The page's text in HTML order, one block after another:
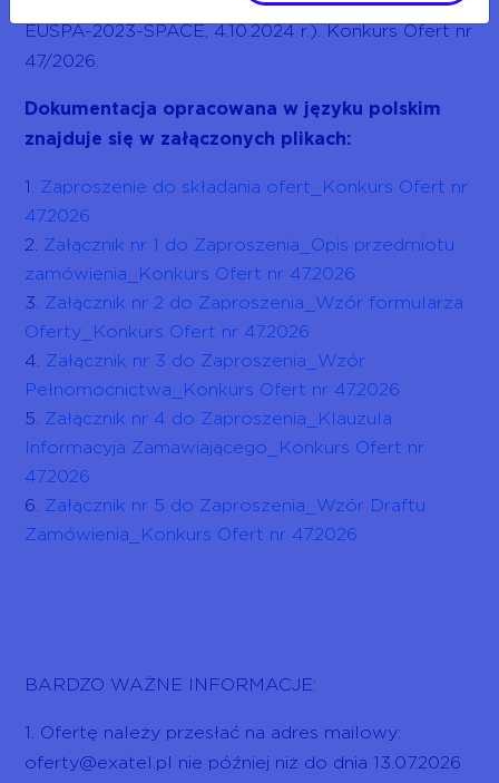
EUSPA-2023-SPACE, 4.10.2024 r.). Konkurs Ofert nr
47/2026.
Dokumentacja opracowana w języku polskim
znajduje się w załączonych plikach:
Zaproszenie do składania ofert_Konkurs Ofert nr
47.2026
Załącznik nr 1 do Zaproszenia_Opis przedmiotu
zamówienia_Konkurs Ofert nr 47.2026
Załącznik nr 2 do Zaproszenia_Wzór formularza
Oferty_Konkurs Ofert nr 47.2026
Załącznik nr 3 do Zaproszenia_Wzór
Pełnomocnictwa_Konkurs Ofert nr 47.2026
Załącznik nr 4 do Zaproszenia_Klauzula
Informacyja Zamawiającego_Konkurs Ofert nr
47.2026
Załącznik nr 5 do Zaproszenia_Wzór Draftu
Zamówienia_Konkurs Ofert nr 47.2026
BARDZO WAŻNE INFORMACJE:
1. Ofertę należy przesłać na adres mailowy:
oferty@exatel.pl nie później niż do dnia 13.07.2026